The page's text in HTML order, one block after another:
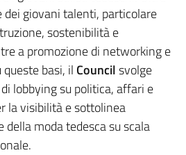
dei giovani talenti, particolare
sostenibilità e
a promozione di networking e
basi, il Councilsvolge
lobbying su politica, affari e
la visibilità e sottolinea
della moda tedesca su scala